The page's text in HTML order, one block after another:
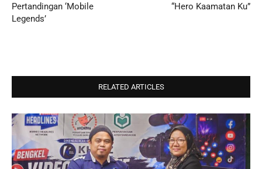
Pertandingan ‘Mobile
Legends’
“Hero Kaamatan Ku”
RELATED ARTICLES